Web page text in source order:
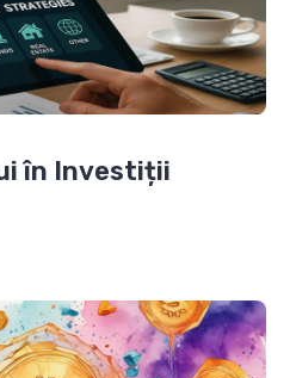
în Investiții